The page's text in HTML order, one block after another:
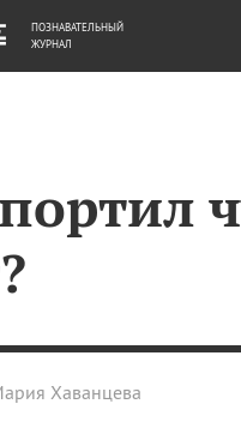
Хаванцева
ДЕНЬГИ
ПОЗНАВАТЕЛЬНЫЙ
ЖУРНАЛ